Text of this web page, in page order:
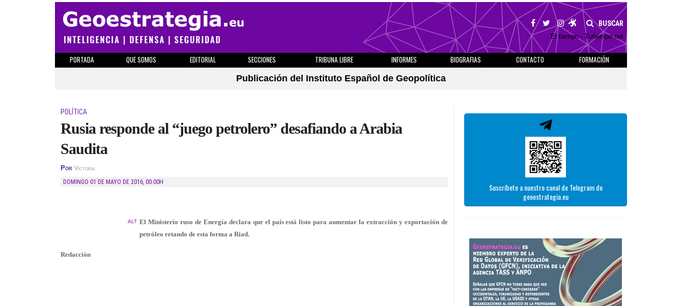
BUSCAR
El tiempo - Tutiempo.net
PORTADA QUE SOMOS EDITORIAL SECCIONES TRIBUNA LIBRE INFORMES BIOGRAFIAS CONTACTO
FORMACIÓN
Publicación del Instituto Español de Geopolítica
POLÍTICA
Rusia responde al “juego petrolero” desafiando a Arabia
Saudita
Por Victoria
DOMINGO 01 DE MAYO DE 2016, 00:00H
ALT El Ministerio ruso de Energía declara que el país está listo para aumentar la extracción y exportación de
petróleo retando de esta forma a Riad.
Redacción
Suscríbete a nuestro canal de Telegram de
geoestrategia.eu